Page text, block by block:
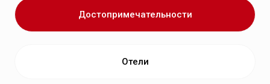
Достопримечательности
Отели